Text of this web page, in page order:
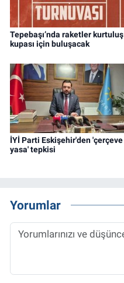
Tepebaşı’nda raketler kurtuluş
kupası için buluşacak
İYİ Parti Eskişehir'den 'çerçeve
yasa' tepkisi
Yorumlar